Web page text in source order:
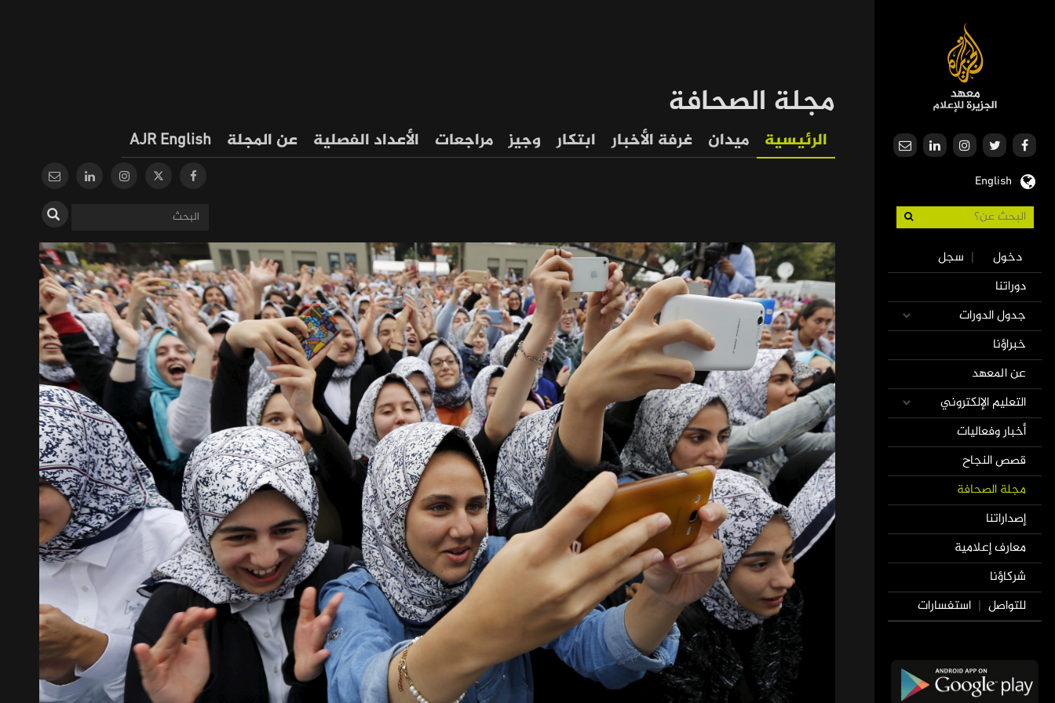
English
User
account
menu
دخول | سجل
Main
navigation
دوراتنا
جدول الدورات
خبراؤنا
عن المعهد
التعليم الإلكتروني
أخبار وفعاليات
قصص النجاح
مجلة الصحافة
إصداراتنا
معارف إعلامية
شركاؤنا
للتواصل | استفسارات
مجلة الصحافة
الرئيسية ميدان غرفة الأخبار ابتكار وجيز مراجعات الأعداد الفصلية عن المجلة AJR English